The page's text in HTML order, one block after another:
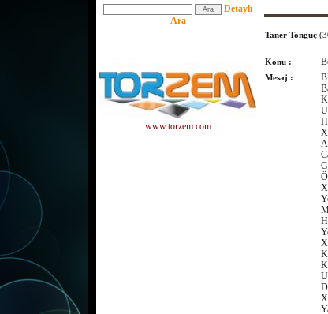
Detaylı
Ara
www.torzem.com
Taner Tonguç
Konu :
Mesaj :